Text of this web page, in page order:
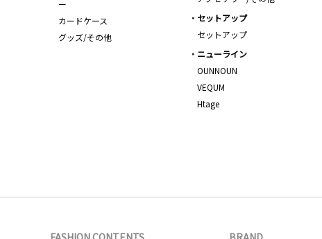
ー
カードケース
グッズ/その他
セットアップ
セットアップ
ニューライン
OUNNOUN
VEQUM
Htage